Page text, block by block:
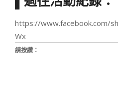
https://www.facebook.com/
Wx
請按讚：